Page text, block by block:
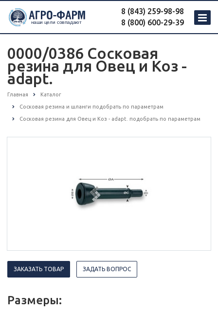
8 (843) 259-98-98
8 (800) 600-29-39
0000/0386 Сосковая
резина для Овец и Коз -
adapt.
Главная Каталог
Сосковая резина и шланги подобрать по параметрам
Сосковая резина для Овец и Коз - adapt. подобрать по параметрам
ЗАКАЗАТЬ ТОВАР ЗАДАТЬ ВОПРОС
Размеры: